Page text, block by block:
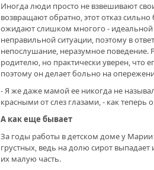
Иногда люди просто не взвешивают
возвращают обратно, этот отказ
ожидают слишком многого -
неправильной ситуации, поэтому в
непослушание, неразумное поведение.
родителю, но практически уверен, что
поэтому он делает больно на
- Я же даже мамой ее никогда не
красными от слез глазами, - как теперь
А как еще бывает
За годы работы в детском доме у
грустных, ведь на долю сирот
их малую часть.